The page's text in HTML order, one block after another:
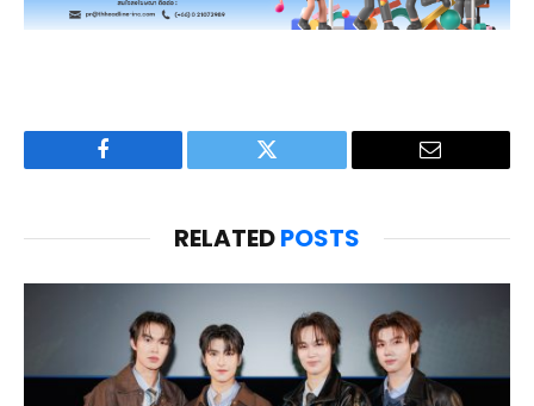
Facebook Twitter Email
RELATEDPOSTS